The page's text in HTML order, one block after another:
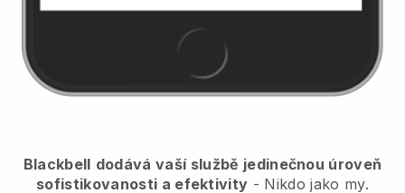
Blackbell dodává vaší službě jedinečnou úroveň
sofistikovanosti a efektivity - Nikdo jako my.